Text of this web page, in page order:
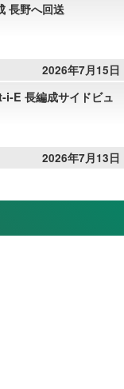
長野へ回送
2026年7月15日
E 長編成サイドビュ
2026年7月13日